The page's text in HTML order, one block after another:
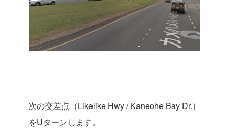
次の交差点（Likelike Hwy / Kaneohe Bay Dr.）
をUターンします。